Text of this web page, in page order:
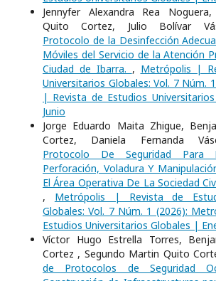
Jennyfer Alexandra Rea
Quito Cortez, Julio Bolívar
Protocolo de la Desinfección
Móviles del Servicio de la Atención
Ciudad de Ibarra. , Metrópolis |
Universitarios Globales: Vol. 7 Núm.
| Revista de Estudios
Junio
Jorge Eduardo Maita Zhigue,
Cortez, Daniela Fernanda
Protocolo De Seguridad Para
Perforación, Voladura Y
El Área Operativa De La Sociedad
, Metrópolis | Revista de
Globales: Vol. 7 Núm. 1 (2026):
Estudios Universitarios Globales |
Víctor Hugo Estrella Torres,
Cortez , Segundo Martin Quito
de Protocolos de Seguridad